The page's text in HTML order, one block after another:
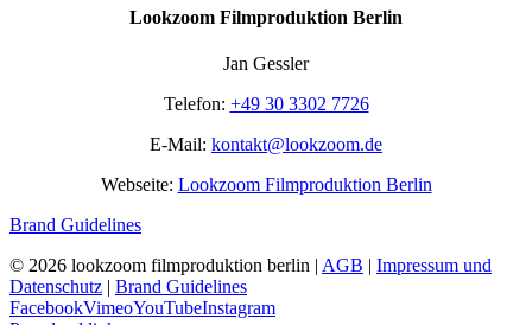
Lookzoom Filmproduktion Berlin
Jan Gessler
Telefon: +49 30 3302 7726
E-Mail: kontakt@lookzoom.de
Webseite: Lookzoom Filmproduktion Berlin
Brand Guidelines
© 2026 lookzoom filmproduktion berlin | AGB | Impressum und
Datenschutz | Brand Guidelines
FacebookVimeoYouTubeInstagram